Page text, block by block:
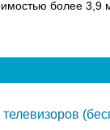
более 3,9
телевизоров